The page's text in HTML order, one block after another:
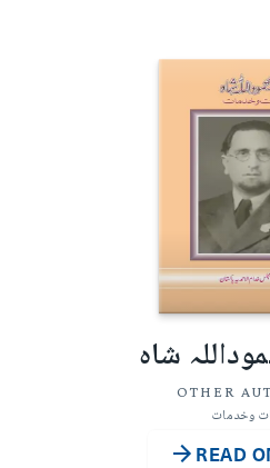
شاہ
OTHER
وخدمات
READ